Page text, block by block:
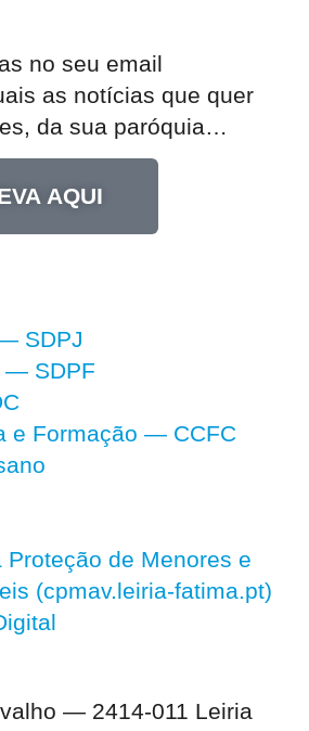
no seu email​
as notícias que quer
da sua paróquia…
AQUI
SDPJ
— SDPF
e Formação — CCFC
Proteção de Menores e
(cpmav.leiria-fatima.pt)
— 2414-011 Leiria